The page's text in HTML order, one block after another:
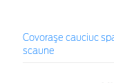
Covoraşe cauciuc
scaune